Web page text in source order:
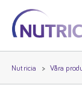
Nutricia
Nutricia
Nutricia Våra